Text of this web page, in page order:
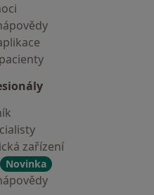
zařízení
Novinka